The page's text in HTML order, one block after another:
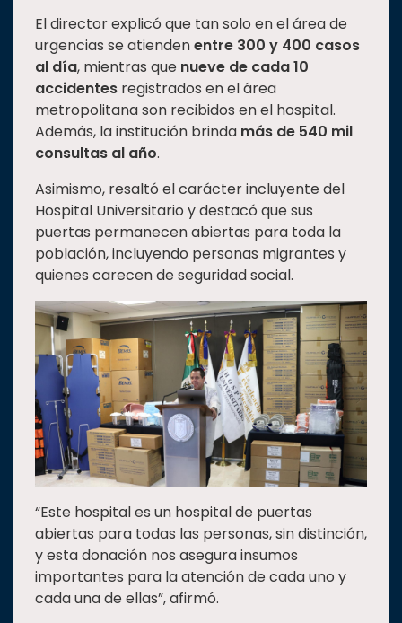
El director explicó que tan solo en el área de
urgencias se atiendenentre 300 y 400 casos
al día, mientras que nueve de cada 10
accidentes registrados en el área
metropolitana son recibidos en el hospital.
Además, la institución brinda más de 540 mil
consultas al año.
Asimismo, resaltó el carácter incluyente del
Hospital Universitario y destacó que sus
puertas permanecen abiertas para toda la
población, incluyendo personas migrantes y
quienes carecen de seguridad social.
“Este hospital es un hospital de puertas
abiertas para todas las personas, sin distinción,
y esta donación nos asegura insumos
importantes para la atención de cada uno y
cada una de ellas”, afirmó.